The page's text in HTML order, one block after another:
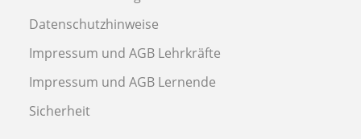
Datenschutzhinweise
Impressum und AGB Lehrkräfte
Impressum und AGB Lernende
Sicherheit